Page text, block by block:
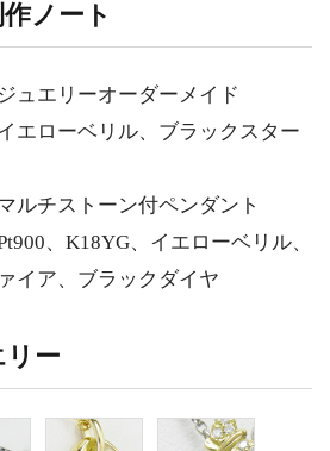
ノート
エリーオーダーメイド
エローベリル、ブラックスター
ルチストーン付ペンダント
、K18YG、イエローベリル、
イア、ブラックダイヤ
リー